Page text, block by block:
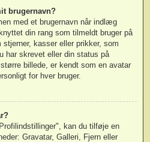
brugernavn?
med et brugernavn når indlæg
din rang som tilmeldt bruger på
kasser eller prikker, som
har skrevet eller din status på
billede, er kendt som en avatar
for hver bruger.
kan du tilføje en
Gravatar, Galleri, Fjern eller